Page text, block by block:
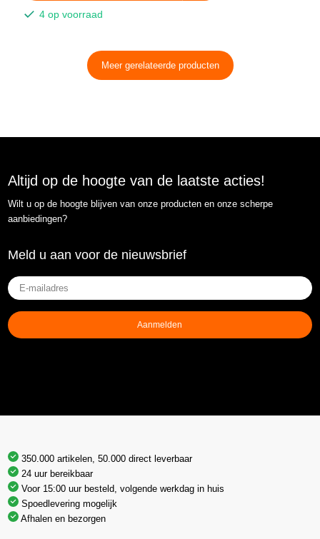
4 op voorraad
Meer gerelateerde producten
Altijd op de hoogte van de laatste acties!
Wilt u op de hoogte blijven van onze producten en onze scherpe
aanbiedingen?
Meld u aan voor de nieuwsbrief
E-
mailadres(Vereist)
Aanmelden
350.000 artikelen, 50.000 direct leverbaar
24 uur bereikbaar
Voor 15:00 uur besteld, volgende werkdag in huis
Spoedlevering mogelijk
Afhalen en bezorgen